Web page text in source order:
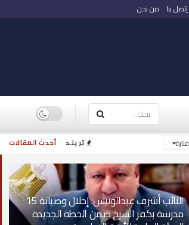
أحدث المقالات ترينـد فلترة
النائب أشرف عبدالونيس: إحلال وصيانة 15
مدرسة بكفر الشيخ ضمن الخطة الجديدة
إتصل بنا من نحن